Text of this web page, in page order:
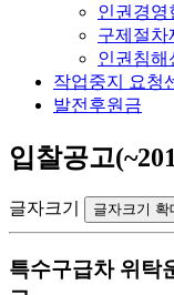
인권경영
구제절차
인권침해
작업중지 요청
발전후원금
입찰공고
글자크기 글자크기 확
특수구급차 위탁